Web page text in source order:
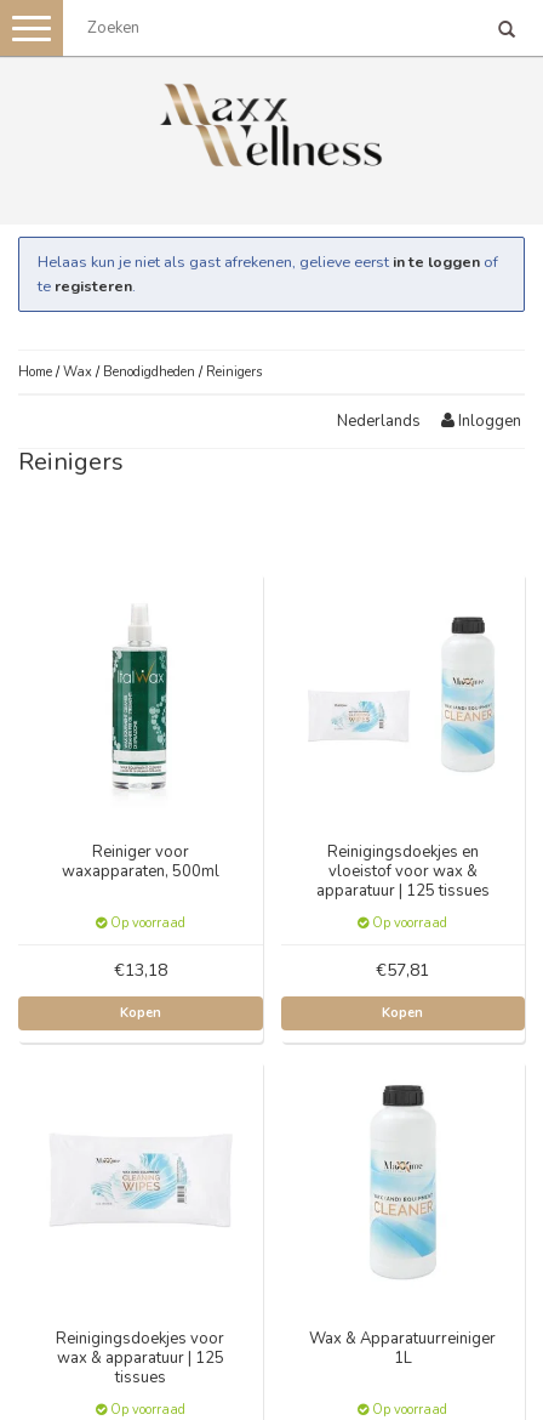
Toggle
navigation
Helaas kun je niet als gast afrekenen, gelieve eerst in te loggen of
te registeren.
Home /Wax / Benodigdheden / Reinigers
Nederlands Inloggen
Reinigers
Reiniger voor
waxapparaten, 500ml
Op voorraad
€13,18
Kopen
Reinigingsdoekjes en
vloeistof voor wax &
apparatuur | 125 tissues
Op voorraad
€57,81
Kopen
Reinigingsdoekjes voor
wax & apparatuur | 125
tissues
Op voorraad
Wax & Apparatuurreiniger
1L
Op voorraad